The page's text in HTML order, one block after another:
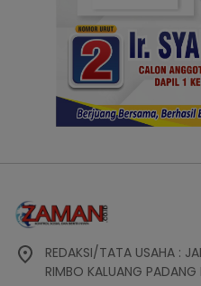
REDAKSI/TATA USAHA :
RIMBO KALUANG PADANG